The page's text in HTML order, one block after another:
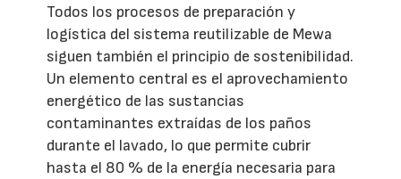
Todos los procesos de preparación y
logística del sistema reutilizable de Mewa
siguen también el principio de sostenibilidad.
Un elemento central es el aprovechamiento
energético de las sustancias
contaminantes extraídas de los paños
durante el lavado, lo que permite cubrir
hasta el 80 % de la energía necesaria para